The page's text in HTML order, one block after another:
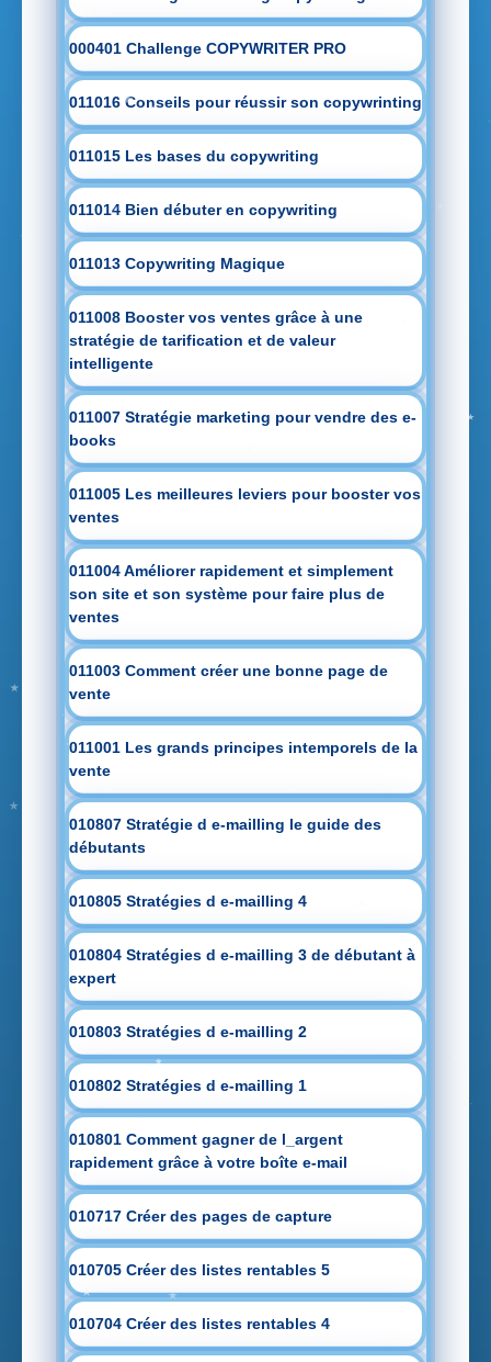
000401 Challenge COPYWRITER PRO
011016 Conseils pour réussir son copywrinting
011015 Les bases du copywriting
011014 Bien débuter en copywriting
011013 Copywriting Magique
011008 Booster vos ventes grâce à une
stratégie de tarification et de valeur
intelligente
011007 Stratégie marketing pour vendre des e-
books
011005 Les meilleures leviers pour booster vos
ventes
011004 Améliorer rapidement et simplement
son site et son système pour faire plus de
ventes
011003 Comment créer une bonne page de
vente
011001 Les grands principes intemporels de la
vente
010807 Stratégie d e-mailling le guide des
débutants
010805 Stratégies d e-mailling 4
010804 Stratégies d e-mailling 3 de débutant à
expert
010803 Stratégies d e-mailling 2
010802 Stratégies d e-mailling 1
010801 Comment gagner de l_argent
rapidement grâce à votre boîte e-mail
010717 Créer des pages de capture
010705 Créer des listes rentables 5
010704 Créer des listes rentables 4